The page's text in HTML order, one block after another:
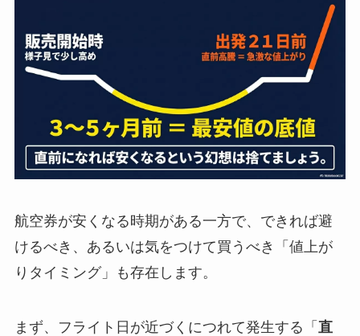
航空券が安くなる時期がある一方で、できれば避
けるべき、あるいは気をつけて買うべき「値上が
りタイミング」も存在します。
まず、フライト日が近づくにつれて発生する「 直